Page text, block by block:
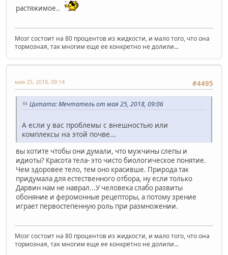
растяжимое..
Мозг состоит на 80 процентов из жидкости, и мало того, что она
тормозная, так многим еще ее конкретно не долили...
#4495
мая 25, 2018, 09:14
Цитата: Мечтатель от мая 25, 2018, 09:06
А если у вас проблемы с внешностью или
комплексы на этой почве...
вы хотите чтобы они думали, что мужчины слепы и
идиоты? Красота тела- это чисто биологическое понятие.
Чем здоровее тело, тем оно красивше. Природа так
придумала для естественного отбора, ну если только
Дарвин нам не наврал...У человека слабо развиты
обоняние и феромонные рецепторы, а потому зрение
играет первостепенную роль при размножении.
Мозг состоит на 80 процентов из жидкости, и мало того, что она
тормозная, так многим еще ее конкретно не долили...